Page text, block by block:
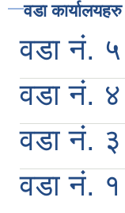
वडा कार्यालयहरु
वडा नं.
वडा नं.
वडा नं.
वडा नं.